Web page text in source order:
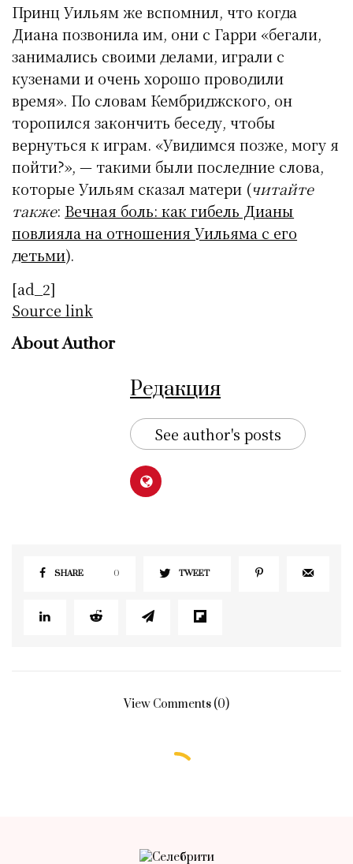
Принц Уильям же вспомнил, что когда
Диана позвонила им, они с Гарри «бегали,
занимались своими делами, играли с
кузенами и очень хорошо проводили
время». По словам Кембриджского, он
торопился закончить беседу, чтобы
вернуться к играм. «Увидимся позже, могу я
пойти?», — такими были последние слова,
которые Уильям сказал матери (читайте
также: Вечная боль: как гибель Дианы
повлияла на отношения Уильяма с его
детьми).
[ad_2]
Source link
About Author
Редакция
See author's posts
SHARE 0 TWEET
View Comments (0)